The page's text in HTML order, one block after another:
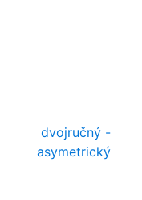
dvojručný -
asymetrický